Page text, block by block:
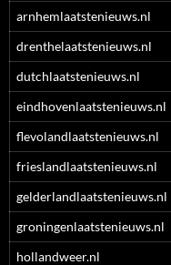
arnhemlaatstenieuws.nl
drenthelaatstenieuws.nl
dutchlaatstenieuws.nl
eindhovenlaatstenieuws.nl
flevolandlaatstenieuws.nl
frieslandlaatstenieuws.nl
gelderlandlaatstenieuws.nl
groningenlaatstenieuws.nl
hollandweer.nl